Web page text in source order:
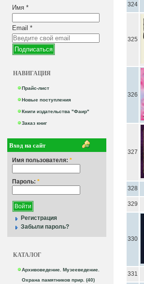
Имя *
Email *
НАВИГАЦИЯ
Прайс-лист
Новые поступления
Книги издательства "Фаир"
Заказ книг
Вход на сайт
Имя пользователя: *
Пароль: *
Регистрация
Забыли пароль?
КАТАЛОГ
Архивоведение. Музееведение.
Охрана памятников прир. (40)
324
325
326
327
328
329
330
331